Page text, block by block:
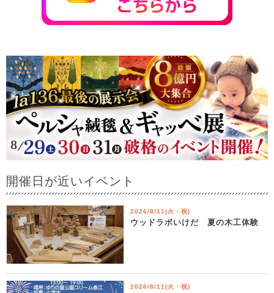
開催日が近いイベント
2026/8/11(火・祝)
ウッドラボいけだ 夏の木工体験
2026/8/11(火・祝)